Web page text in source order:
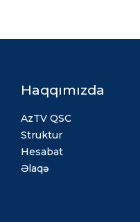
Haqqımızda
AzTV QSC
Struktur
Hesabat
Əlaqə